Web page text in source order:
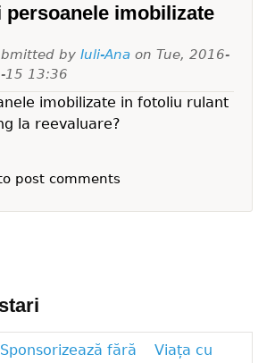
persoanele imobilizate
by Iuli-Ana on Tue, 2016-
15 13:36
imobilizate in fotoliu rulant
la reevaluare?
post comments
Sponsorizează fără Viața cu